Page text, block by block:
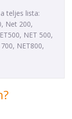
teljes lista:
Net 200,
NET 500,
NET800,